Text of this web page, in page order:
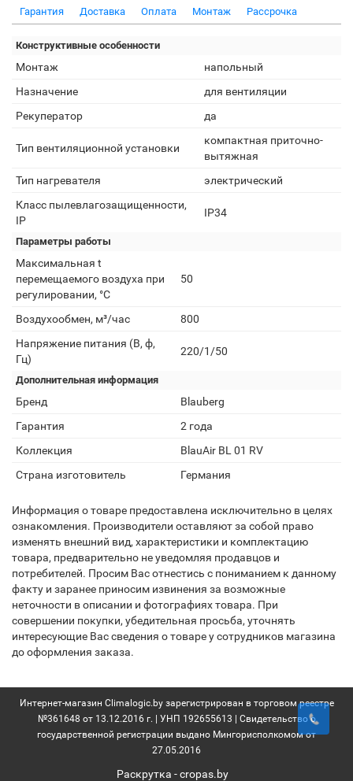
Гарантия Доставка Оплата Монтаж Рассрочка
Конструктивные особенности
Монтаж
напольный
Назначение
для вентиляции
Рекуператор
да
Тип вентиляционной установки
компактная приточно-
вытяжная
Тип нагревателя
электрический
Класс пылевлагозащищенности,
IP
IP34
Параметры работы
Максимальная t
перемещаемого воздуха при
регулировании, °C
50
Воздухообмен, м³/час
800
Напряжение питания (В, ф,
Гц)
220/1/50
Дополнительная информация
Бренд
Blauberg
Гарантия
2 года
Коллекция
BlauAir BL 01 RV
Страна изготовитель
Германия
Информация о товаре предоставлена исключительно в целях
ознакомления. Производители оставляют за собой право
изменять внешний вид, характеристики и комплектацию
товара, предварительно не уведомляя продавцов и
потребителей. Просим Вас отнестись с пониманием к данному
факту и заранее приносим извинения за возможные
неточности в описании и фотографиях товара. При
совершении покупки, убедительная просьба, уточнять
интересующие Вас сведения о товаре у сотрудников магазина
до оформления заказа.
Интернет-магазин Climalogic.by зарегистрирован в торговом реестре
№361648 от 13.12.2016 г. | УНП 192655613 | Свидетельство о
государственной регистрации выдано Мингорисполкомом от
27.05.2016
Раскрутка -cropas.by